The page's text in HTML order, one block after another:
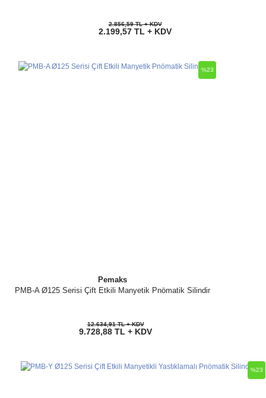
2.856,59 TL + KDV
2.199,57 TL + KDV
Pemaks
PMB-A Ø125 Serisi Çift Etkili Manyetik Pnömatik Silindir
%23
12.634,91 TL + KDV
9.728,88 TL + KDV
%23